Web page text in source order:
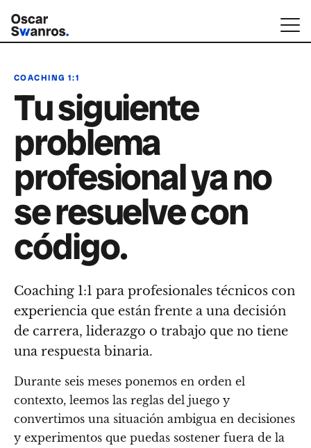
COACHING 1:1
Tu siguiente
problema
profesional ya no
se resuelve con
código.
Coaching 1:1 para profesionales técnicos con
experiencia que están frente a una decisión
de carrera, liderazgo o trabajo que no tiene
una respuesta binaria.
Durante seis meses ponemos en orden el
contexto, leemos las reglas del juego y
convertimos una situación ambigua en decisiones
y experimentos que puedas sostener fuera de la